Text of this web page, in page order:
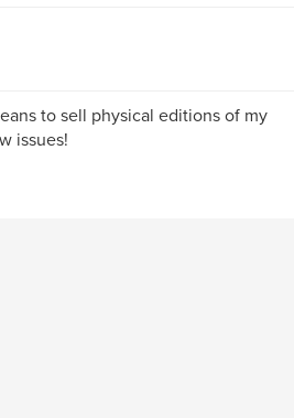
to sell physical editions of my
issues!